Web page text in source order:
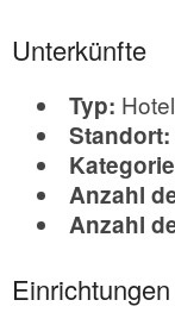
Unterkünfte
Typ: Hotel
Standort:
Anzahl
Anzahl